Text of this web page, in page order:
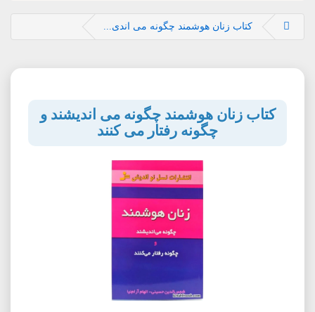
کتاب زنان هوشمند چگونه می اندی...
کتاب زنان هوشمند چگونه می اندیشند و
چگونه رفتار می کنند